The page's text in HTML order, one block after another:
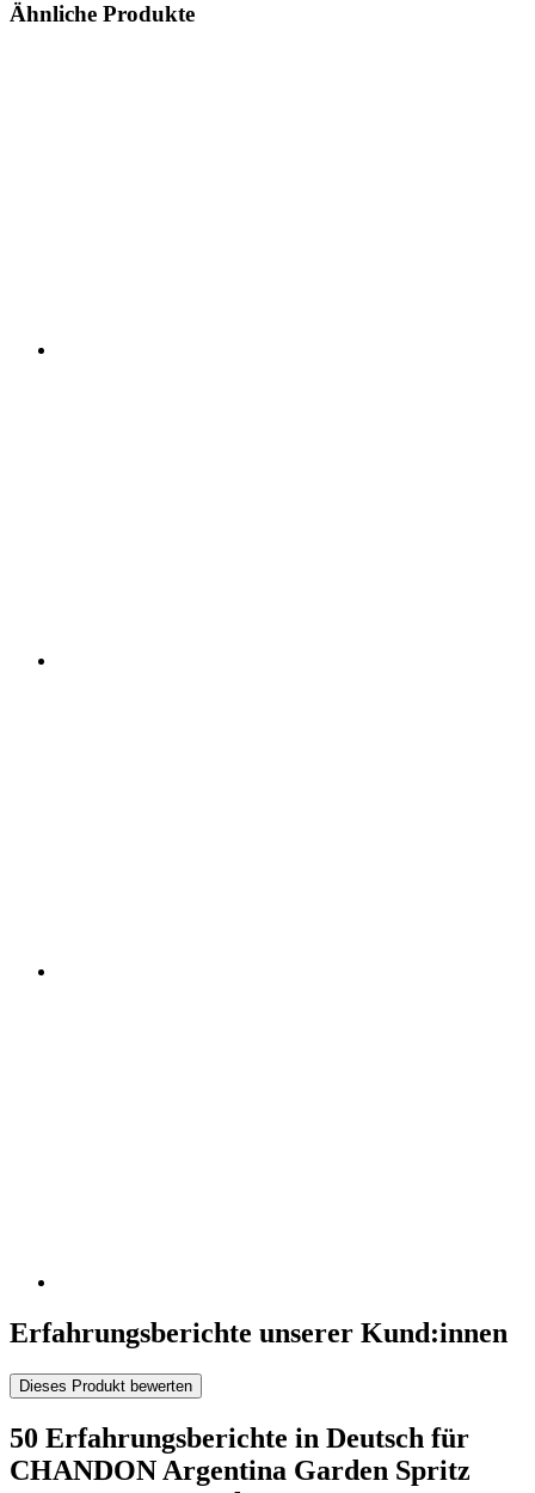
Ähnliche Produkte
Erfahrungsberichte unserer Kund:innen
Dieses Produkt bewerten
50 Erfahrungsberichte in Deutsch für
CHANDON Argentina Garden Spritz